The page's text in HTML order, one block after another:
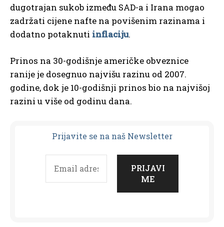
dugotrajan sukob između SAD-a i Irana mogao
zadržati cijene nafte na povišenim razinama i
dodatno potaknuti inflaciju.
Prinos na 30-godišnje američke obveznice
ranije je dosegnuo najvišu razinu od 2007.
godine, dok je 10-godišnji prinos bio na najvišoj
razini u više od godinu dana.
Prijavite se na naš Newsletter